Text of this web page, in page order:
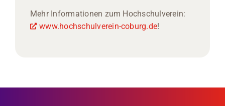
Mehr Informationen zum Hochschulverein:
www.hochschulverein-coburg.de!